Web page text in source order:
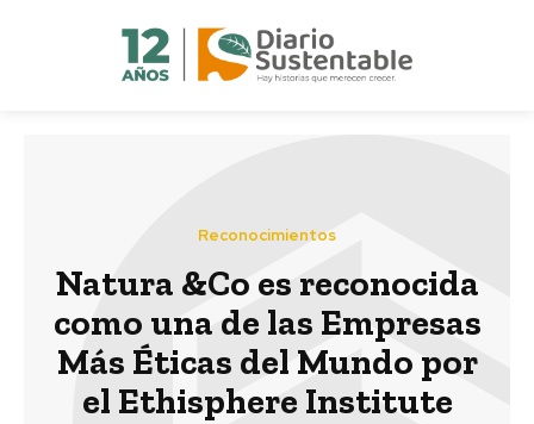
Reconocimientos
Natura &Co es reconocida
como una de las Empresas
Más Éticas del Mundo por
el Ethisphere Institute